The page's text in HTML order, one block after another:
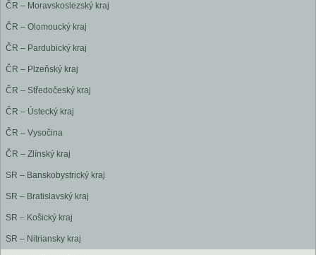
ČR – Moravskoslezský kraj
ČR – Olomoucký kraj
ČR – Pardubický kraj
ČR – Plzeňský kraj
ČR – Středočeský kraj
ČR – Ústecký kraj
ČR – Vysočina
ČR – Zlínský kraj
SR – Banskobystrický kraj
SR – Bratislavský kraj
SR – Košický kraj
SR – Nitriansky kraj